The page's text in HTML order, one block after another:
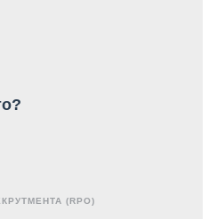
(RPO)